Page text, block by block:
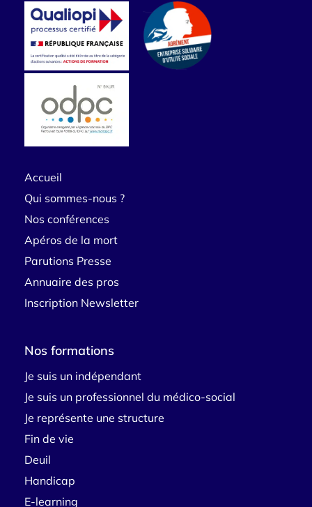
Accueil
Qui sommes-nous ?
Nos conférences
Apéros de la mort
Parutions Presse
Annuaire des pros
Inscription Newsletter
Nos formations
Je suis un indépendant
Je suis un professionnel du médico-social
Je représente une structure
Fin de vie
Deuil
Handicap
E-learning